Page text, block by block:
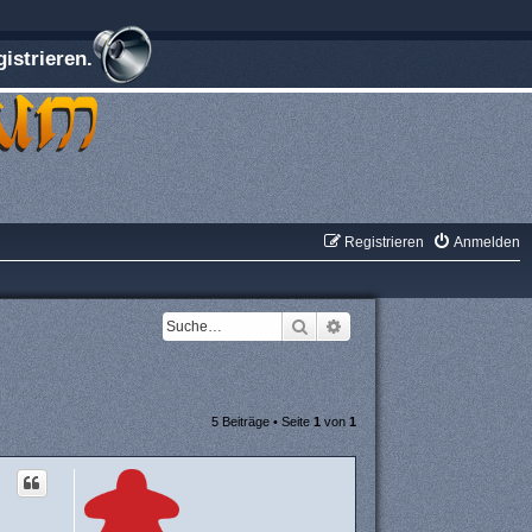
Anmelden
Registrieren
Suche
Erweiterte Suche
5 Beiträge • Seite1von1